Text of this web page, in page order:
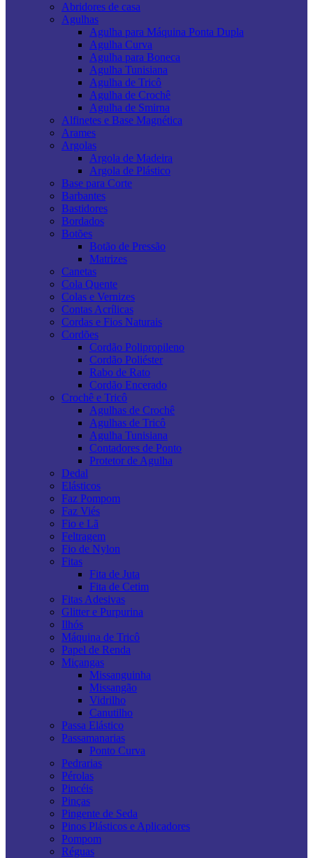
Abridores de casa
Agulhas
Agulha para Máquina Ponta Dupla
Agulha Curva
Agulha para Boneca
Agulha Tunisiana
Agulha de Tricô
Agulha de Crochê
Agulha de Smirna
Alfinetes e Base Magnética
Arames
Argolas
Argola de Madeira
Argola de Plástico
Base para Corte
Barbantes
Bastidores
Bordados
Botões
Botão de Pressão
Matrizes
Canetas
Cola Quente
Colas e Vernizes
Contas Acrílicas
Cordas e Fios Naturais
Cordões
Cordão Polipropileno
Cordão Poliéster
Rabo de Rato
Cordão Encerado
Crochê e Tricô
Agulhas de Crochê
Agulhas de Tricô
Agulha Tunisiana
Contadores de Ponto
Protetor de Agulha
Dedal
Elásticos
Faz Pompom
Faz Viés
Fio e Lã
Feltragem
Fio de Nylon
Fitas
Fita de Juta
Fita de Cetim
Fitas Adesivas
Glitter e Purpurina
Ilhós
Máquina de Tricô
Papel de Renda
Miçangas
Missanguinha
Missangão
Vidrilho
Canutilho
Passa Elástico
Passamanarias
Ponto Curva
Pedrarias
Pérolas
Pincéis
Pinças
Pingente de Seda
Pinos Plásticos e Aplicadores
Pompom
Réguas